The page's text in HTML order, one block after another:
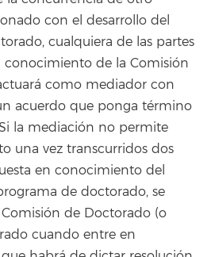
con el desarrollo del
cualquiera de las partes
de la Comisión
como mediador con
acuerdo que ponga término
la mediación no permite
una vez transcurridos dos
en conocimiento del
de doctorado, se
de Doctorado (o
cuando entre en